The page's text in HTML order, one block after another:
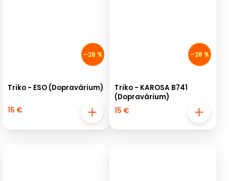
–28 %
Triko - ESO (Dopravárium)
15 €
–28 %
Triko - KAROSA B741
(Dopravárium)
15 €